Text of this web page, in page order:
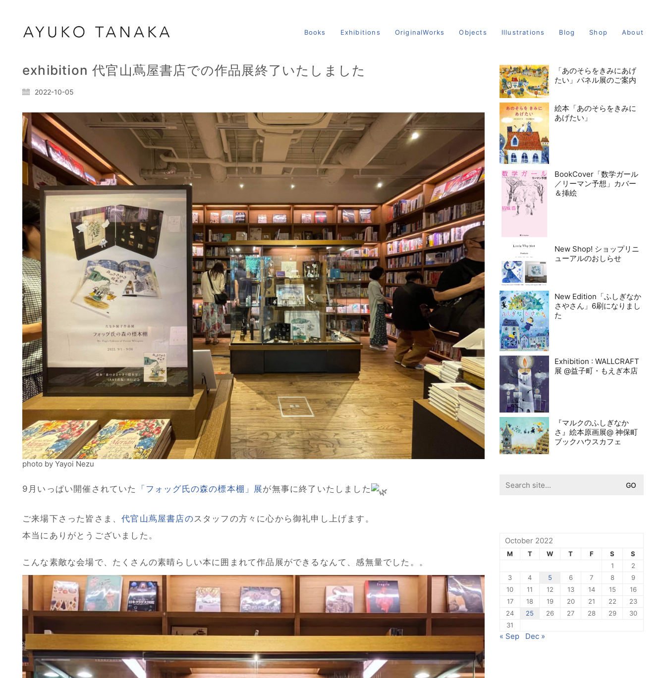
Books Exhibitions OriginalWorks Objects Illustrations Blog Shop About
exhibition 代官山蔦屋書店での作品展終了いたしました
2022-10-05
photo by Yayoi Nezu
9月いっぱい開催されていた 「フォッグ氏の森の標本棚」展が無事に終了いたしました
ご来場下さった皆さま、代官山蔦屋書店の スタッフの方々に心から御礼申し上げます。
本当にありがとうございました。
こんな素敵な会場で、たくさんの素晴らしい本に囲まれて作品展ができるなんて、感無量でした。。
「あのそらをきみにあげ
たい」パネル展のご案内
絵本「あのそらをきみに
あげたい」
BookCover「数学ガール
／リーマン予想」カバー
＆挿絵
New Shop! ショップリニ
ューアルのおしらせ
New Edition「ふしぎなか
さやさん」6刷になりまし
た
Exhibition : WALLCRAFT
展 @益子町・もえぎ本店
『マルクのふしぎなか
さ』絵本原画展@ 神保町
ブックハウスカフェ
for:
October 2022
M T W T F S
S
1
2
3
4 5 6 7 8
9
10
11 12 13 14 15
16
17
18 19 20 21 22
23
24
25 26 27 28 29
30
31
« Sep Dec »